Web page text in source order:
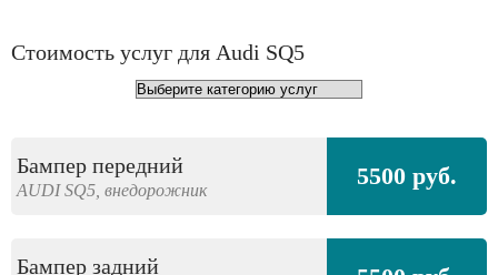
Стоимость услуг для Audi SQ5
Бампер передний
AUDISQ5, внедорожник 5500 руб.
Бампер задний